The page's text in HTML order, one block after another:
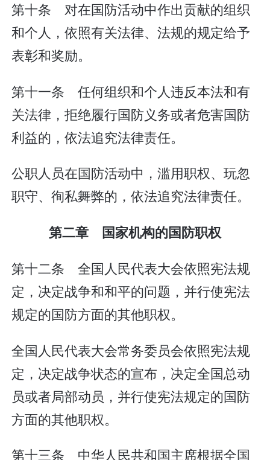
第十条 对在国防活动中作出贡献的组织
和个人，依照有关法律、法规的规定给予
表彰和奖励。
第十一条 任何组织和个人违反本法和有
关法律，拒绝履行国防义务或者危害国防
利益的，依法追究法律责任。
公职人员在国防活动中，滥用职权、玩忽
职守、徇私舞弊的，依法追究法律责任。
第二章 国家机构的国防职权
第十二条 全国人民代表大会依照宪法规
定，决定战争和和平的问题，并行使宪法
规定的国防方面的其他职权。
全国人民代表大会常务委员会依照宪法规
定，决定战争状态的宣布，决定全国总动
员或者局部动员，并行使宪法规定的国防
方面的其他职权。
第十三条 中华人民共和国主席根据全国